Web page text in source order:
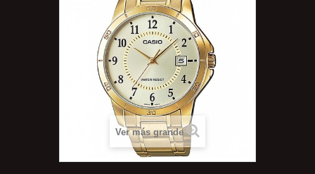
Ver más grande